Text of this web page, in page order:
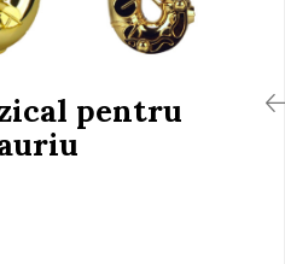
pentru